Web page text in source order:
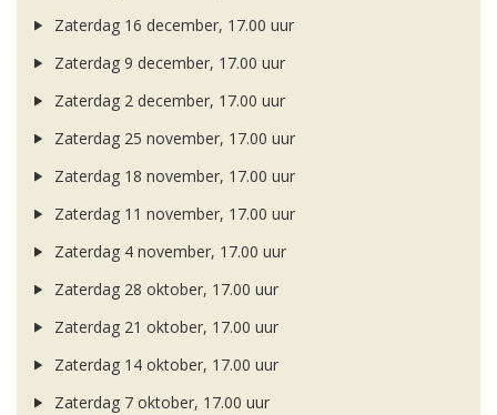
Zaterdag 16 december, 17.00 uur
Zaterdag 9 december, 17.00 uur
Zaterdag 2 december, 17.00 uur
Zaterdag 25 november, 17.00 uur
Zaterdag 18 november, 17.00 uur
Zaterdag 11 november, 17.00 uur
Zaterdag 4 november, 17.00 uur
Zaterdag 28 oktober, 17.00 uur
Zaterdag 21 oktober, 17.00 uur
Zaterdag 14 oktober, 17.00 uur
Zaterdag 7 oktober, 17.00 uur